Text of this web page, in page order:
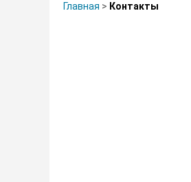
Главная > Контакты